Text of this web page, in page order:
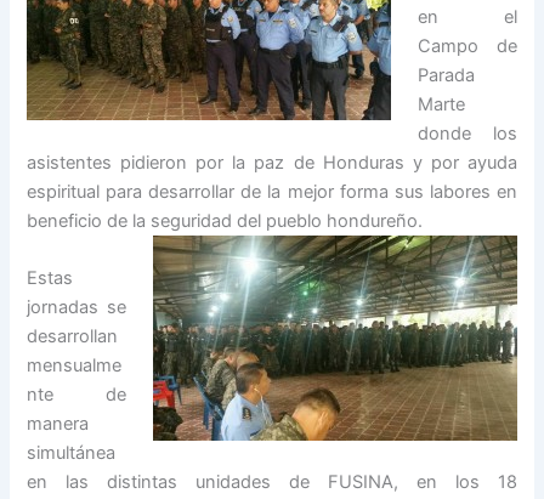
en el
Campo de
Parada
Marte
donde los
asistentes pidieron por la paz de Honduras y por ayuda
espiritual para desarrollar de la mejor forma sus labores en
beneficio de la seguridad del pueblo hondureño.
Estas
jornadas se
desarrollan
mensualme
nte de
manera
simultánea
en las distintas unidades de FUSINA, en los 18